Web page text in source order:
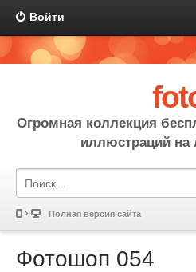
Войти
Огромная коллекция
иллюстраций
Полная версия сайта
Фотошоп 054